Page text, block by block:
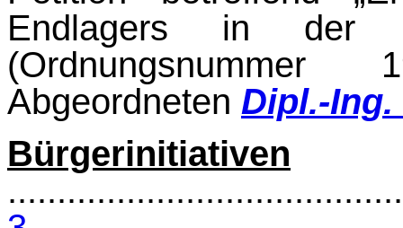
Endlagers in der
Abgeordneten Dipl.-
Bürgerinitiativen